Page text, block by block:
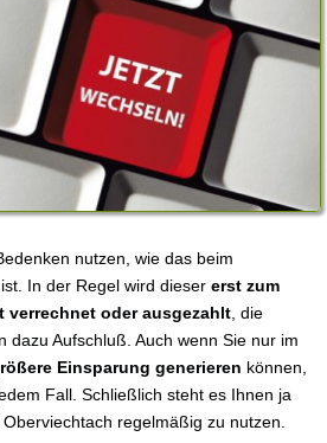
nutzen, wie das beim
In der Regel wird dieser erst zum
verrechnet oder ausgezahlt , die
dazu Aufschluß. Auch wenn Sie nur im
Einsparung generieren können,
Fall. Schließlich steht es Ihnen ja
regelmäßig zu nutzen.